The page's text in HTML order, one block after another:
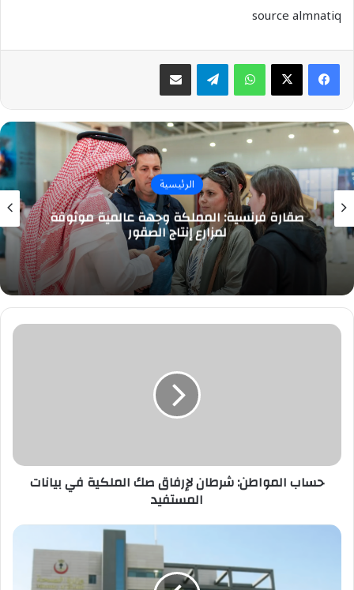
source almnatiq
واتسابتيلقرام مشاركة عبر البريد
الرئيسية
صقارة فرنسية: المملكة وجهة عالمية موثوقة
لمزارع إنتاج الصقور
حساب
المستفيد
حساب المواطن: شرطان لإرفاق صك الملكية في بيانات
المستفيد
لماذا